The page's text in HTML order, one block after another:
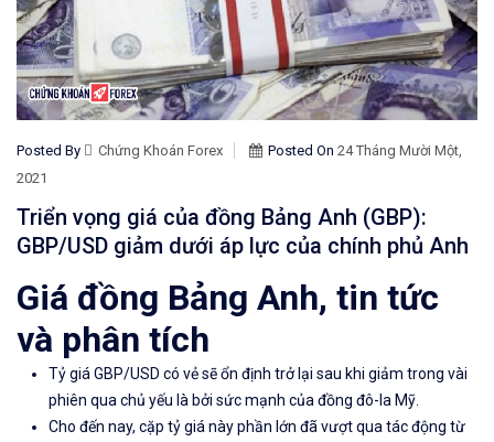
Posted By Chứng Khoán Forex Posted On 24 Tháng Mười Một,
2021
Triển vọng giá của đồng Bảng Anh (GBP):
GBP/USD giảm dưới áp lực của chính phủ Anh
Giá đồng Bảng Anh, tin tức
và phân tích
Tỷ giá GBP/USD có vẻ sẽ ổn định trở lại sau khi giảm trong vài
phiên qua chủ yếu là bởi sức mạnh của đồng đô-la Mỹ.
Cho đến nay, cặp tỷ giá này phần lớn đã vượt qua tác động từ